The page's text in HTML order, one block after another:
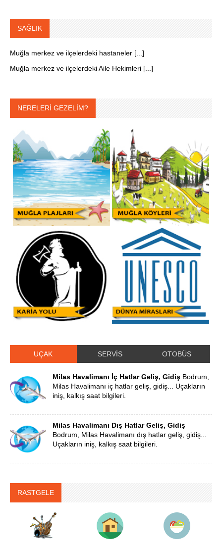
SAĞLIK
Muğla merkez ve ilçelerdeki hastaneler [...]
Muğla merkez ve ilçelerdeki Aile Hekimleri [...]
NERELERİ GEZELİM?
UÇAK SERVİS OTOBÜS
Milas Havalimanı İç Hatlar Geliş, Gidiş Bodrum,
Milas Havalimanı iç hatlar geliş, gidiş... Uçakların
iniş, kalkış saat bilgileri.
Milas Havalimanı Dış Hatlar Geliş, Gidiş
Bodrum, Milas Havalimanı dış hatlar geliş, gidiş...
Uçakların iniş, kalkış saat bilgileri.
RASTGELE